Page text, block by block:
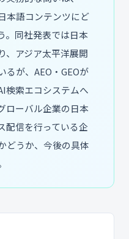
本語コンテンツにど
。同社発表では日本
、アジア太平洋展開
るが、AEO・GEOが
検索エコシステムへ
ローバル企業の日本
配信を行っている企
どうか、今後の具体